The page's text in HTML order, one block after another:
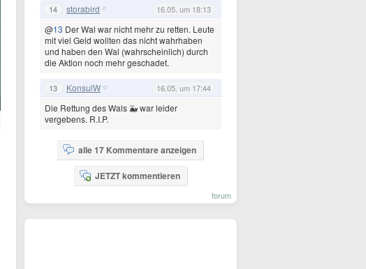
14 storabird 16.05. um 18:13
@13 Der Wal war nicht mehr zu retten. Leute
mit viel Geld wollten das nicht wahrhaben
und haben den Wal (wahrscheinlich) durch
die Aktion noch mehr geschadet.
13 KonsulW 16.05. um 17:44
Die Rettung des Wals 🐳 war leider
vergebens. R.I.P.
alle 17 Kommentare anzeigen
JETZT kommentieren
forum